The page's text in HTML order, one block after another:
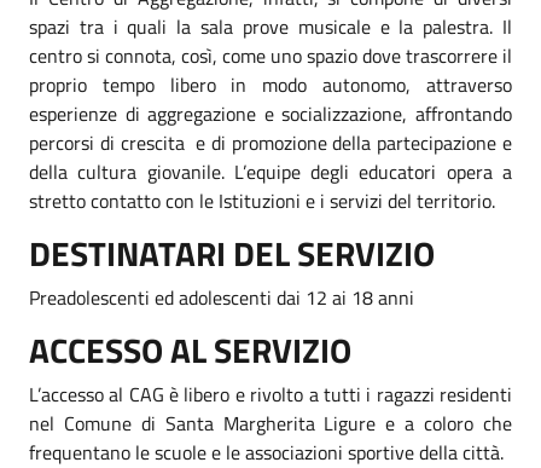
spazi tra i quali la sala prove musicale e la palestra. Il
centro si connota, così, come uno spazio dove trascorrere il
proprio tempo libero in modo autonomo, attraverso
esperienze di aggregazione e socializzazione, affrontando
percorsi di crescita e di promozione della partecipazione e
della cultura giovanile. L’equipe degli educatori opera a
stretto contatto con le Istituzioni e i servizi del territorio.
DESTINATARI DEL SERVIZIO
Preadolescenti ed adolescenti dai 12 ai 18 anni
ACCESSO AL SERVIZIO
L’accesso al CAG è libero e rivolto a tutti i ragazzi residenti
nel Comune di Santa Margherita Ligure e a coloro che
frequentano le scuole e le associazioni sportive della città.